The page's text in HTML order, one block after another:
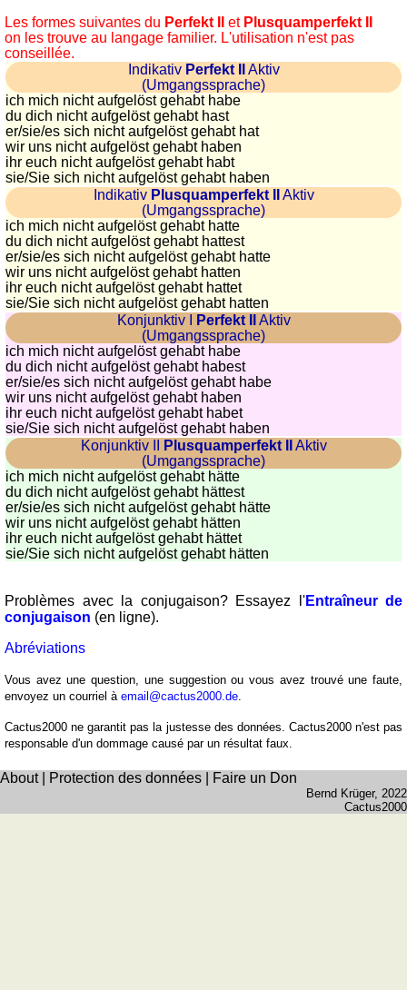
Les formes suivantes du Perfekt II et Plusquamperfekt II
on les trouve au langage familier. L'utilisation n'est pas
conseillée.
Indikativ Perfekt II
Aktiv
(Umgangssprache)
ich mich nicht aufgelöst gehabt habe
du dich nicht aufgelöst gehabt hast
er/sie/es sich nicht aufgelöst gehabt hat
wir uns nicht aufgelöst gehabt haben
ihr euch nicht aufgelöst gehabt habt
sie/Sie sich nicht aufgelöst gehabt haben
Indikativ Plusquamperfekt II
Aktiv
(Umgangssprache)
ich mich nicht aufgelöst gehabt hatte
du dich nicht aufgelöst gehabt hattest
er/sie/es sich nicht aufgelöst gehabt hatte
wir uns nicht aufgelöst gehabt hatten
ihr euch nicht aufgelöst gehabt hattet
sie/Sie sich nicht aufgelöst gehabt hatten
Konjunktiv I
Perfekt II
Aktiv
(Umgangssprache)
ich mich nicht aufgelöst gehabt habe
du dich nicht aufgelöst gehabt habest
er/sie/es sich nicht aufgelöst gehabt habe
wir uns nicht aufgelöst gehabt haben
ihr euch nicht aufgelöst gehabt habet
sie/Sie sich nicht aufgelöst gehabt haben
Konjunktiv II
Plusquamperfekt II
Aktiv
(Umgangssprache)
ich mich nicht aufgelöst gehabt hätte
du dich nicht aufgelöst gehabt hättest
er/sie/es sich nicht aufgelöst gehabt hätte
wir uns nicht aufgelöst gehabt hätten
ihr euch nicht aufgelöst gehabt hättet
sie/Sie sich nicht aufgelöst gehabt hätten
Problèmes avec la conjugaison? Essayez l'Entraîneur de
conjugaison (en ligne).
Abréviations
Vous avez une question, une suggestion ou vous avez trouvé une faute,
envoyez un courriel à email@cactus2000.de.
Cactus2000 ne garantit pas la justesse des données. Cactus2000 n'est pas
responsable d'un dommage causé par un résultat faux.
About| Protection des données Faire un Don
Bernd Krüger, 2022
Cactus2000